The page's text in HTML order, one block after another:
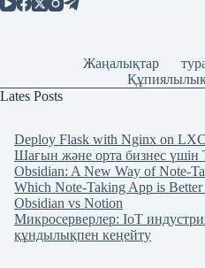
Жаңалықтар
Құпиялылық
Lates Posts
Deploy Flask with Nginx on
Шағын және орта бизнес үшін
Obsidian: A New Way of Note-
Which Note-Taking App is
Obsidian vs Notion
Микросерверлер: IoT
құндылықпен кеңейту